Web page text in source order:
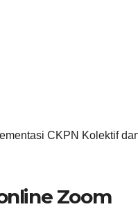
CKPN Kolektif
Zoom